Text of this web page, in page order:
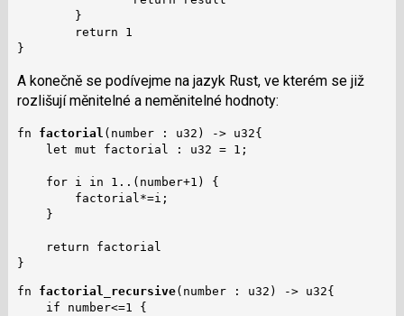
        }
        return 1
}
A konečně se podívejme na jazyk Rust, ve kterém se již
rozlišují měnitelné a neměnitelné hodnoty:
fn factorial (number : u32) -> u32{
    let mut factorial : u32 = 1;
    for i in 1..(number+1) {
        factorial*=i;
    }
    return factorial
}
fn factorial_recursive(number : u32) -> u32{
    if number<=1 {